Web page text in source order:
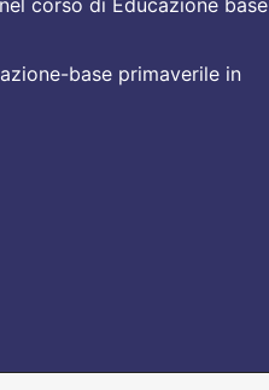
base primaverile in